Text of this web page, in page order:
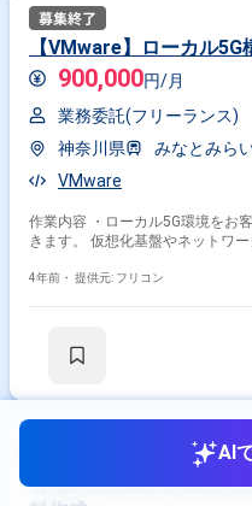
【VMware】ローカル5G
900,000円/月
業務委託(フリーランス)
神奈川県
みなとみら
VMware
作業内容 ・ローカル5G環境をお
きます。 仮想化基盤やネットワ
4年前・ 提供元: フリコン
【インフラエンジニア(
AI